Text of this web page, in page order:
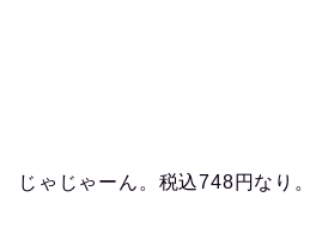
じゃじゃーん。税込748円なり。